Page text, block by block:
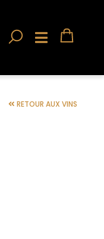
RETOUR AUX VINS